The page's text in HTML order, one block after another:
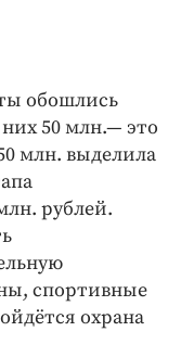
обошлись
50 млн.— это
млн. выделила
рублей.
спортивные
охрана